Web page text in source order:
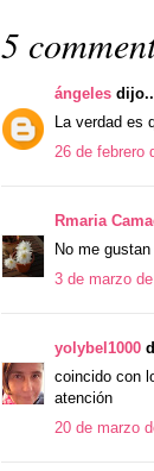
5
ángeles
La verdad es
26 de febrero
Rmaria
No me
3 de marzo
yolybel1000
coincido con
atención
20 de marzo